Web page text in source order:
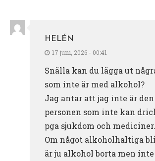
HELÉN
17 juni, 2026 - 00:41
Snälla kan du lägga ut
som inte är med alkohol?
Jag antar att jag inte är den
personen som inte kan
pga sjukdom och mediciner.
Om något alkoholhaltiga
är ju alkohol borta men